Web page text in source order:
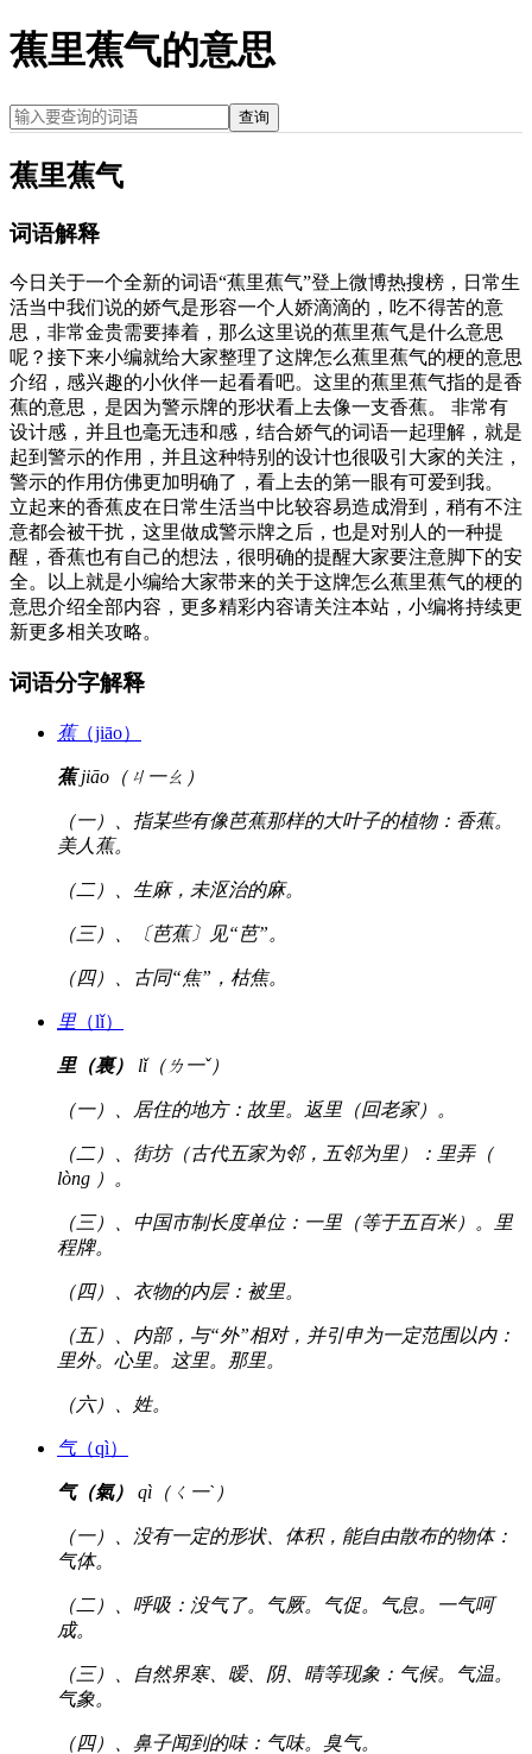
蕉里蕉气的意思
查询
蕉里蕉气
词语解释
今日关于一个全新的词语“蕉里蕉气”登上微博热搜榜，日常生
活当中我们说的娇气是形容一个人娇滴滴的，吃不得苦的意
思，非常金贵需要捧着，那么这里说的蕉里蕉气是什么意思
呢？接下来小编就给大家整理了这牌怎么蕉里蕉气的梗的意思
介绍，感兴趣的小伙伴一起看看吧。这里的蕉里蕉气指的是香
蕉的意思，是因为警示牌的形状看上去像一支香蕉。 非常有
设计感，并且也毫无违和感，结合娇气的词语一起理解，就是
起到警示的作用，并且这种特别的设计也很吸引大家的关注，
警示的作用仿佛更加明确了，看上去的第一眼有可爱到我。
立起来的香蕉皮在日常生活当中比较容易造成滑到，稍有不注
意都会被干扰，这里做成警示牌之后，也是对别人的一种提
醒，香蕉也有自己的想法，很明确的提醒大家要注意脚下的安
全。以上就是小编给大家带来的关于这牌怎么蕉里蕉气的梗的
意思介绍全部内容，更多精彩内容请关注本站，小编将持续更
新更多相关攻略。
词语分字解释
蕉（jiāo）
蕉jiāo（ㄐ一ㄠ）
（一）、指某些有像芭蕉那样的大叶子的植物：香蕉。
美人蕉。
（二）、生麻，未沤治的麻。
（三）、〔芭蕉〕见“芭”。
（四）、古同“焦”，枯焦。
里（lǐ）
里（裏） lǐ（ㄌ一ˇ）
（一）、居住的地方：故里。返里（回老家）。
（二）、街坊（古代五家为邻，五邻为里）：里弄（
lòng ）。
（三）、中国市制长度单位：一里（等于五百米）。里
程牌。
（四）、衣物的内层：被里。
（五）、内部，与“外”相对，并引申为一定范围以内：
里外。心里。这里。那里。
（六）、姓。
气（qì）
气（氣） qì（ㄑ一ˋ）
（一）、没有一定的形状、体积，能自由散布的物体：
气体。
（二）、呼吸：没气了。气厥。气促。气息。一气呵
成。
（三）、自然界寒、暧、阴、晴等现象：气候。气温。
气象。
（四）、鼻子闻到的味：气味。臭气。